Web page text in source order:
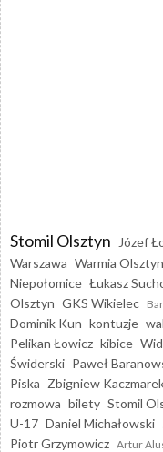
Stomil Olsztyn Józef
Warszawa Warmia Olsztyn
Niepołomice Łukasz
Olsztyn GKS Wikielec
Dominik Kun kontuzje
Pelikan Łowicz kibice
Świderski Paweł
Piska Zbigniew
rozmowa bilety Stomil
U-17 Daniel Michałowski
Piotr Grzymowicz Artur